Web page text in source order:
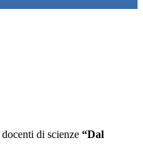
docenti di scienze “Dal